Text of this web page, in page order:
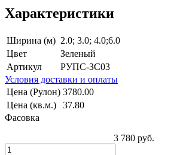
Характеристики
Ширина (м) 2.0; 3.0; 4.0;6.0
Цвет
Зеленый
Артикул
РУПС-ЗС03
Условия доставки и оплаты
Цена (Рулон) 3780.00
Цена (кв.м.)
37.80
Фасовка
3 780 руб.